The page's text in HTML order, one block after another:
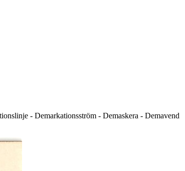
- Demarkationsström - Demaskera - Demavend